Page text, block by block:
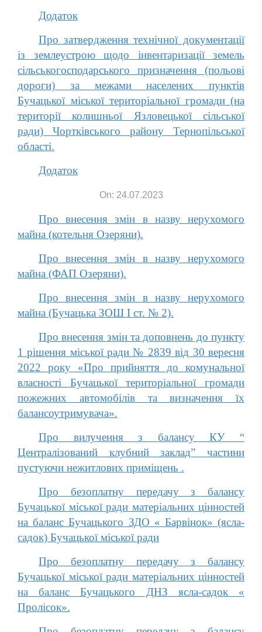
Додаток
Про затвердження технічної документації
із землеустрою щодо інвентаризації земель
сільськогосподарського призначення (польові
дороги) за межами населених пунктів
Бучацької міської територіальної громади (на
території колишньої Язловецької сільської
ради) Чортківського району Тернопільської
області.
Додаток
On: 24.07.2023
Про внесення змін в назву нерухомого
майна (котельня Озеряни).
Про внесення змін в назву нерухомого
майна (ФАП Озеряни).
Про внесення змін в назву нерухомого
майна (Бучацька ЗОШ I ст. № 2).
Про внесення змін та доповнень до пункту
1 рішення міської ради № 2839 від 30 вересня
2022 року «Про прийняття до комунальної
власності Бучацької територіальної громади
пожежних автомобілів та визначення їх
балансоутримувача».
Про вилучення з балансу КУ “
Централізований клубний заклад” частини
пустуючи нежитлових приміщень .
Про безоплатну передачу з балансу
Бучацької міської ради матеріальних цінностей
на баланс Бучацького ЗДО « Барвінок» (ясла-
садок) Бучацької міської ради
Про безоплатну передачу з балансу
Бучацької міської ради матеріальних цінностей
на баланс Бучацького ДНЗ ясла-садок «
Пролісок».